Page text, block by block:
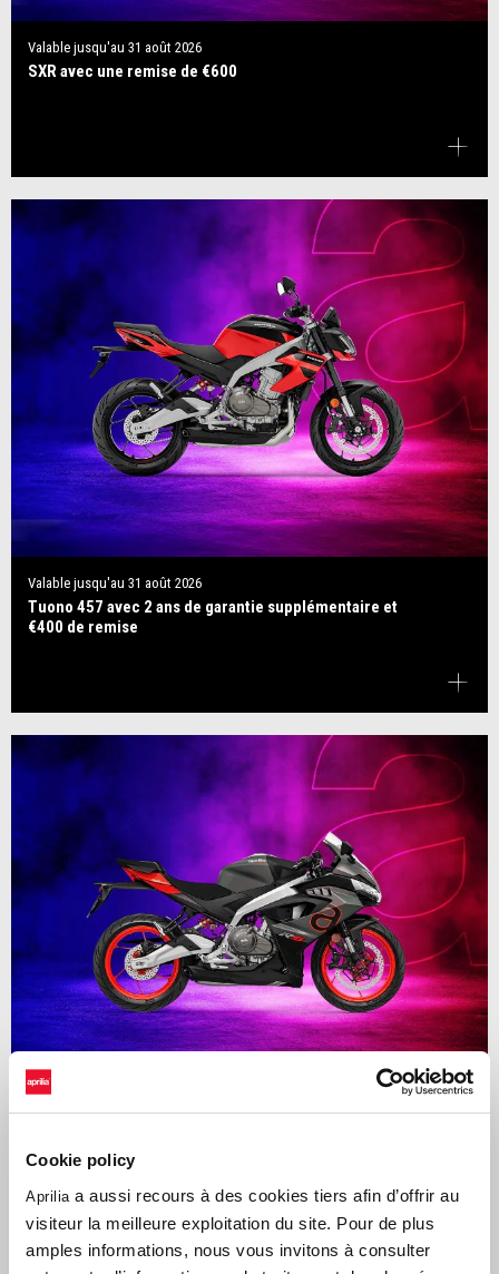
Cookie policy
Aprilia a aussi recours à des cookies tiers afin d’offrir au
visiteur la meilleure exploitation du site. Pour de plus
amples informations, nous vous invitons à consulter
Valable jusqu'au 31 août 2026
SXR avec une remise de €600
Valable jusqu'au 31 août 2026
Tuono 457 avec 2 ans de garantie supplémentaire et
€400 de remise
Valable jusqu'au31 août 2026
Shifter gratuit